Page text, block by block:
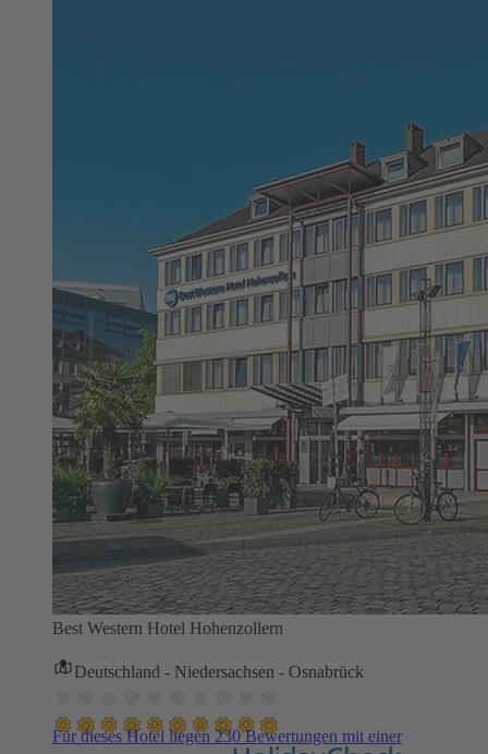
Best Western Hotel Hohenzollern
Deutschland - Niedersachsen - Osnabrück
Für dieses Hotel liegen 230 Bewertungen mit einer